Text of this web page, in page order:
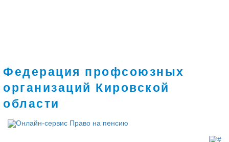
Федерация профсоюзных
организаций Кировской
области